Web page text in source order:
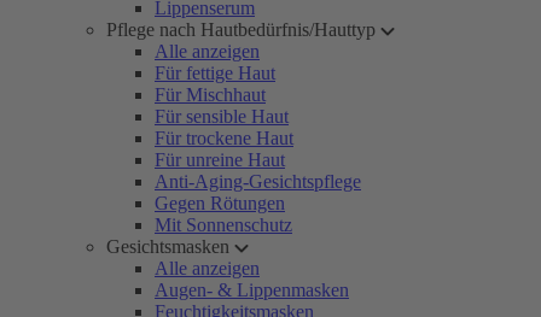
Lippenserum
Pflege nach Hautbedürfnis/Hauttyp
Alle anzeigen
Für fettige Haut
Für Mischhaut
Für sensible Haut
Für trockene Haut
Für unreine Haut
Anti-Aging-Gesichtspflege
Gegen Rötungen
Mit Sonnenschutz
Gesichtsmasken
Alle anzeigen
Augen- & Lippenmasken
Feuchtigkeitsmasken